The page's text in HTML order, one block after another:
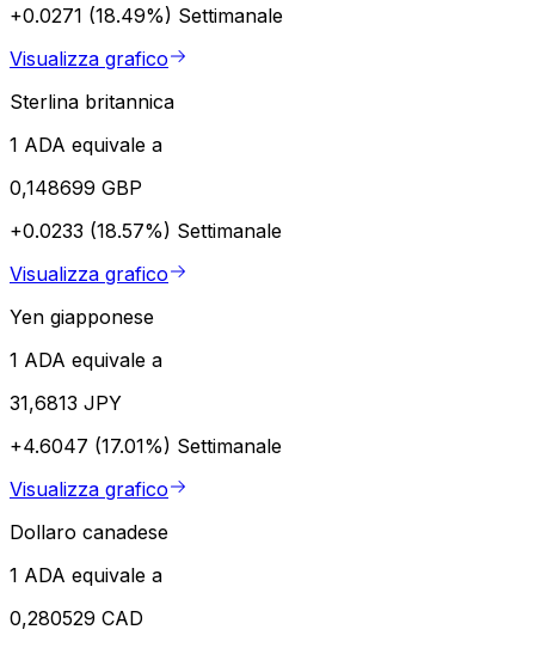
+0.0271 (18.49%) Settimanale
Visualizza grafico
Sterlina britannica
1 ADA equivale a
0,148699 GBP
+0.0233 (18.57%) Settimanale
Visualizza grafico
Yen giapponese
1 ADA equivale a
31,6813 JPY
+4.6047 (17.01%) Settimanale
Visualizza grafico
Dollaro canadese
1 ADA equivale a
0,280529 CAD